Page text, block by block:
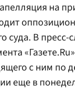
на
суда. В пресс-
с ним по
еще в